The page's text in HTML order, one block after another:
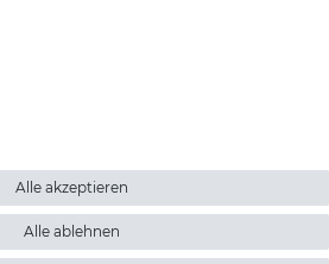
MwSt., zzgl. Versandkosten
Alle akzeptieren
Alle ablehnen